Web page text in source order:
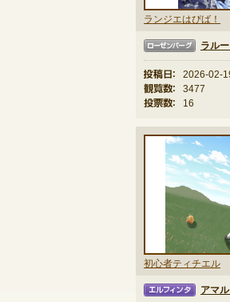
ランジエはぴば！
ラル
投稿日：
2026-02-
観覧数：
3477
投票数：
16
初心者ティチエル
アマ